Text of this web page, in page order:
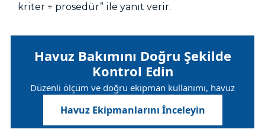
kriter + prosedür” ile yanıt verir.
Havuz Bakımını Doğru Şekilde
Kontrol Edin
Düzenli ölçüm ve doğru ekipman kullanımı, havuz
bakımının doğru yapıldığını gösterir.
Havuz Ekipmanlarını İnceleyin